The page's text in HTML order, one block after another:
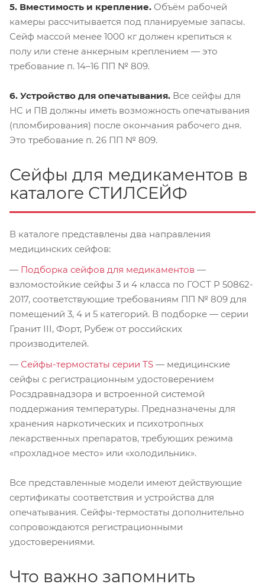
5. Вместимость и крепление. Объём рабочей
камеры рассчитывается под планируемые запасы.
Сейф массой менее 1000 кг должен крепиться к
полу или стене анкерным креплением — это
требование п. 14–16 ПП № 809.
6. Устройство для опечатывания. Все сейфы для
НС и ПВ должны иметь возможность опечатывания
(пломбирования) после окончания рабочего дня.
Это требование п. 26 ПП № 809.
Сейфы для медикаментов в
каталоге СТИЛСЕЙФ
В каталоге представлены два направления
медицинских сейфов:
— Подборка сейфов для медикаментов —
взломостойкие сейфы 3 и 4 класса по ГОСТ Р 50862-
2017, соответствующие требованиям ПП № 809 для
помещений 3, 4 и 5 категорий. В подборке — серии
Гранит III, Форт, Рубеж от российских
производителей.
— Сейфы-термостаты серии TS — медицинские
сейфы с регистрационным удостоверением
Росздравнадзора и встроенной системой
поддержания температуры. Предназначены для
хранения наркотических и психотропных
лекарственных препаратов, требующих режима
«прохладное место» или «холодильник».
Все представленные модели имеют действующие
сертификаты соответствия и устройства для
опечатывания. Сейфы-термостаты дополнительно
сопровождаются регистрационными
удостоверениями.
Что важно запомнить